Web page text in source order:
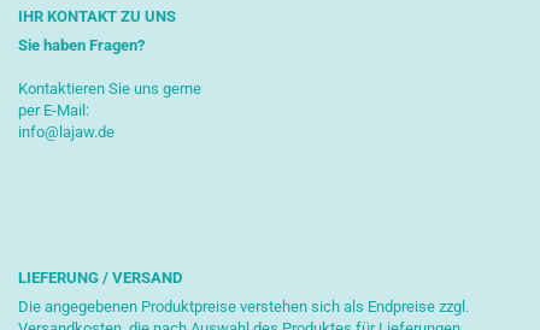
IHR KONTAKT ZU UNS
Sie haben Fragen?
Kontaktieren Sie uns gerne
per E-Mail:
info@lajaw.de
LIEFERUNG / VERSAND
Die angegebenen Produktpreise verstehen sich als Endpreise zzgl.